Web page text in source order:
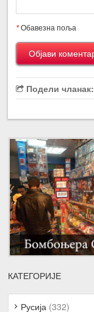
*Обавезна поља
Подели чланак:
КАТЕГОРИЈЕ
Русија (332)